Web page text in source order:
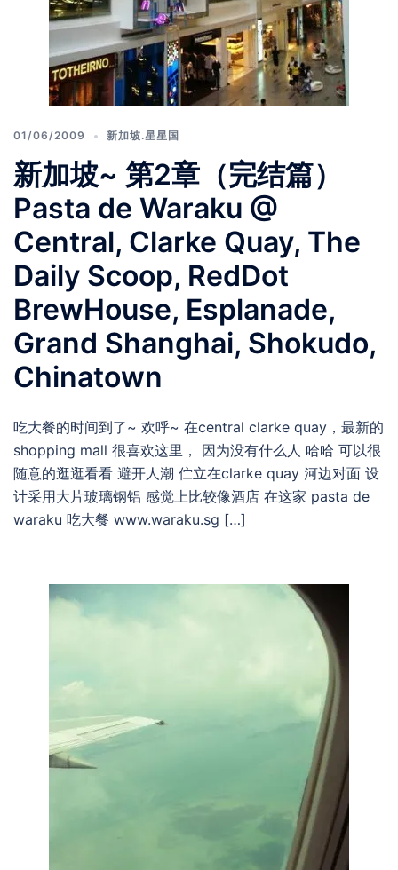
01/06/2009 新加坡.星星国
新加坡~ 第2章（完结篇）
Pasta de Waraku @
Central, Clarke Quay, The
Daily Scoop, RedDot
BrewHouse, Esplanade,
Grand Shanghai, Shokudo,
Chinatown
吃大餐的时间到了~ 欢呼~ 在central clarke quay，最新的
shopping mall 很喜欢这里， 因为没有什么人 哈哈 可以很
随意的逛逛看看 避开人潮 伫立在clarke quay 河边对面 设
计采用大片玻璃钢铝 感觉上比较像酒店 在这家 pasta de
waraku 吃大餐 www.waraku.sg […]